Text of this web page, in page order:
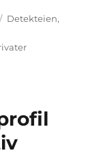
Schlagwörter
Detekteien,